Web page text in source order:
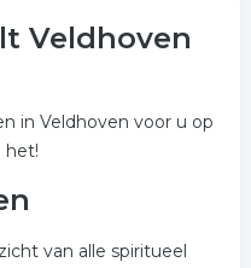
Veldhoven
in Veldhoven voor u op
het!
van alle spiritueel